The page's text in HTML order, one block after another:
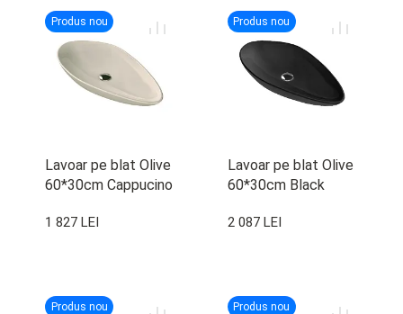
Produs nou
Lavoar pe blat Olive
60*30cm Cappucino
1 827 LEI
Produs nou
Lavoar pe blat Olive
60*30cm Black
2 087 LEI
Produs nou Produs nou